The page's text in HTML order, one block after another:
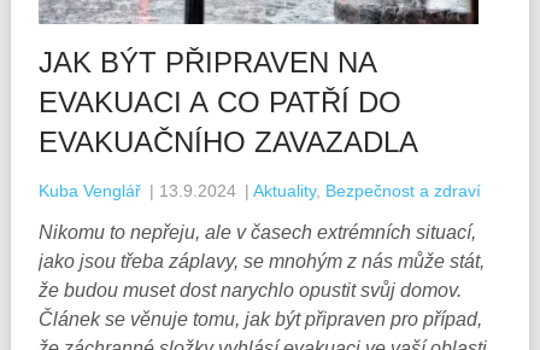
JAK BÝT PŘIPRAVEN NA
EVAKUACI A CO PATŘÍ DO
EVAKUAČNÍHO ZAVAZADLA
Kuba Venglář | 13.9.2024 | Aktuality, Bezpečnost a zdraví
Nikomu to nepřeju, ale v časech extrémních situací,
jako jsou třeba záplavy, se mnohým z nás může stát,
že budou muset dost narychlo opustit svůj domov.
Článek se věnuje tomu, jak být připraven pro případ,